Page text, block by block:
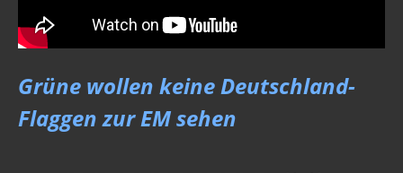
Grüne wollen keine Deutschland-
Flaggen zur EM sehen